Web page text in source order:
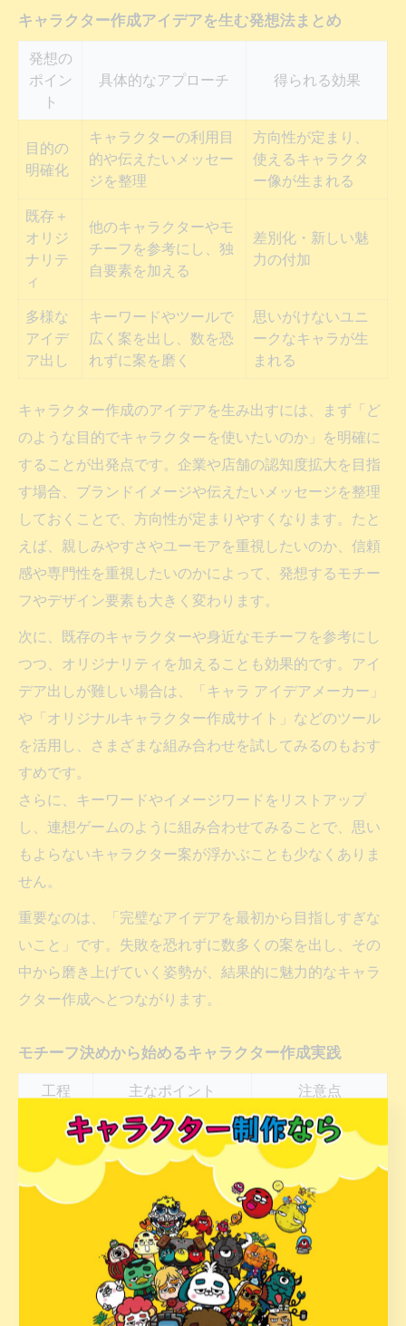
キャラクター作成アイデアを生む発想法まとめ
発想の
ポイン
ト
具体的なアプローチ 得られる効果
目的の
明確化
キャラクターの利用目
的や伝えたいメッセー
ジを整理
方向性が定まり、
使えるキャラクタ
ー像が生まれる
既存＋
オリジ
ナリテ
ィ
他のキャラクターやモ
チーフを参考にし、独
自要素を加える
差別化・新しい魅
力の付加
多様な
アイデ
ア出し
キーワードやツールで
広く案を出し、数を恐
れずに案を磨く
思いがけないユニ
ークなキャラが生
まれる
キャラクター作成のアイデアを生み出すには、まず「ど
のような目的でキャラクターを使いたいのか」を明確に
することが出発点です。企業や店舗の認知度拡大を目指
す場合、ブランドイメージや伝えたいメッセージを整理
しておくことで、方向性が定まりやすくなります。たと
えば、親しみやすさやユーモアを重視したいのか、信頼
感や専門性を重視したいのかによって、発想するモチー
フやデザイン要素も大きく変わります。
次に、既存のキャラクターや身近なモチーフを参考にし
つつ、オリジナリティを加えることも効果的です。アイ
デア出しが難しい場合は、「キャラ アイデアメーカー」
や「オリジナルキャラクター作成サイト」などのツール
を活用し、さまざまな組み合わせを試してみるのもおす
すめです。
さらに、キーワードやイメージワードをリストアップ
し、連想ゲームのように組み合わせてみることで、思い
もよらないキャラクター案が浮かぶことも少なくありま
せん。
重要なのは、「完璧なアイデアを最初から目指しすぎな
いこと」です。失敗を恐れずに数多くの案を出し、その
中から磨き上げていく姿勢が、結果的に魅力的なキャラ
クター作成へとつながります。
モチーフ決めから始めるキャラクター作成実践
工程 主なポイント 注意点
モチーフ
動物・植物・物体・人
物・概念などから選択
業種や地域性、独
自性を重視
性格・特
見た目や性格、カラ
ー、シルエットを具体
具体的なイメージ
へ落とし込む
複数案を描いて比較・
絞り込み
既存キャラとの類
似や権利侵害に注
意